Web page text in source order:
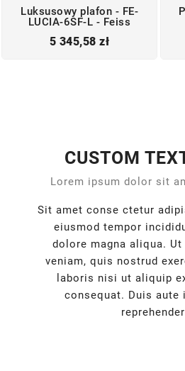
Luksusowy plafon - FE-
LUCIA-6SF-L - Feiss
5 345,58 złCena
CUSTOM
Lorem ipsum dolor sit
Sit amet conse ctetur
eiusmod tempor
dolore magna aliqua.
veniam, quis nostrud
laboris nisi ut aliquip
consequat. Duis aute